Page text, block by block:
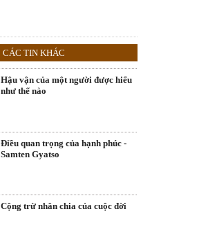
CÁC TIN KHÁC
Hậu vận của một người được hiểu
như thế nào
Điều quan trọng của hạnh phúc -
Samten Gyatso
Cộng trừ nhân chia của cuộc đời